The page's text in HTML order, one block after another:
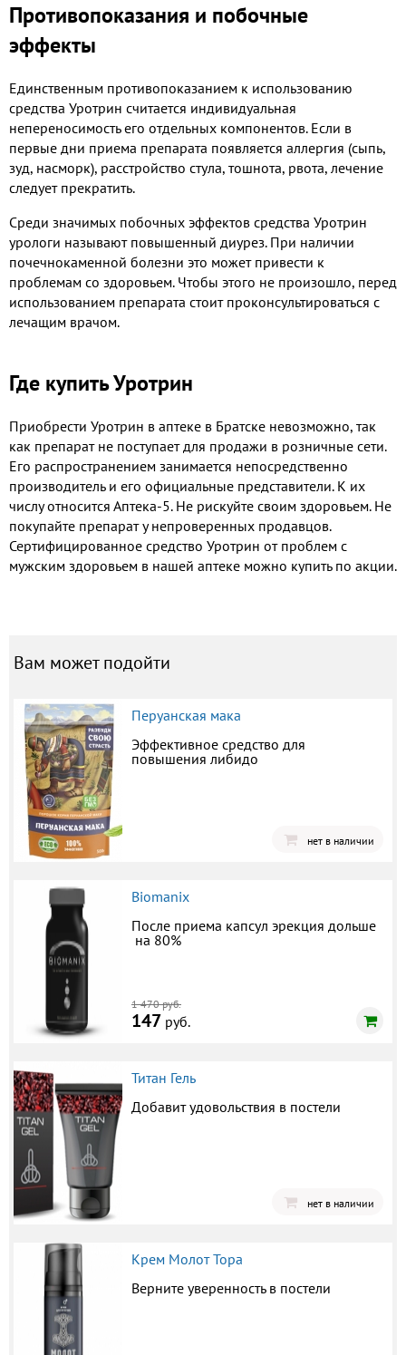
Противопоказания и побочные
эффекты
Единственным противопоказанием к использованию
средства Уротрин считается индивидуальная
непереносимость его отдельных компонентов. Если в
первые дни приема препарата появляется аллергия (сыпь,
зуд, насморк), расстройство стула, тошнота, рвота, лечение
следует прекратить.
Среди значимых побочных эффектов средства Уротрин
урологи называют повышенный диурез. При наличии
почечнокаменной болезни это может привести к
проблемам со здоровьем. Чтобы этого не произошло, перед
использованием препарата стоит проконсультироваться с
лечащим врачом.
Где купить Уротрин
Приобрести Уротрин в аптеке в Братске невозможно, так
как препарат не поступает для продажи в розничные сети.
Его распространением занимается непосредственно
производитель и его официальные представители. К их
числу относится Аптека-5. Не рискуйте своим здоровьем. Не
покупайте препарат у непроверенных продавцов.
Сертифицированное средство Уротрин от проблем с
мужским здоровьем в нашей аптеке можно купить по акции.
Вам может подойти
Перуанская мака
Эффективное средство для
повышения либидо
нет в наличии
Biomanix
После приема капсул эрекция дольше
на 80%
1 470 руб.
147 руб.
Титан Гель
Добавит удовольствия в постели
нет в наличии
Крем Молот Тора
Верните уверенность в постели